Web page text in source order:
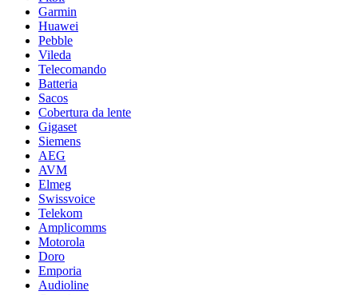
Garmin
Huawei
Pebble
Vileda
Telecomando
Batteria
Sacos
Cobertura da lente
Gigaset
Siemens
AEG
AVM
Elmeg
Swissvoice
Telekom
Amplicomms
Motorola
Doro
Emporia
Audioline